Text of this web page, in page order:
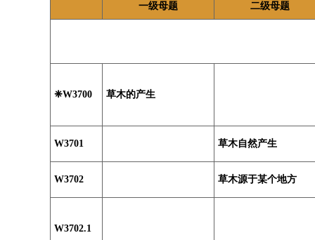
一级母题 二级母题
❈W3700 草木的产生
W3701 草木自然产生
W3702 草木源于某个地方
W3702.1